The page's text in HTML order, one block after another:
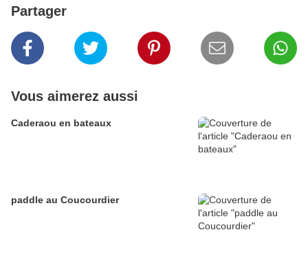
Partager
Vous aimerez aussi
Caderaou en bateaux
paddle au Coucourdier